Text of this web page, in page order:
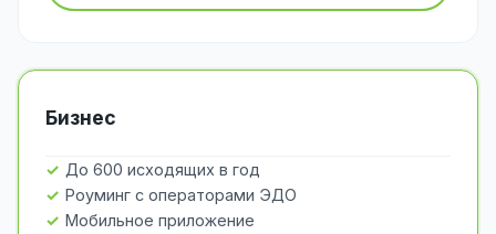
Бизнес
До 600 исходящих в год
Роуминг с операторами ЭДО
Мобильное приложение